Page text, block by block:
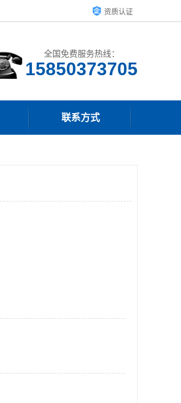
资质认证
全国免费服务热线：
15850373705
联系方式